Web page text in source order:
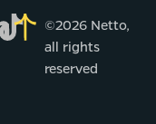
©2026 Netto,
all rights
reserved